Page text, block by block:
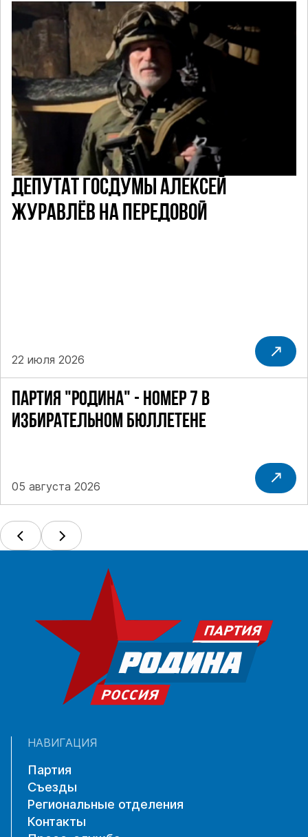
ПАРТИЯ "РОДИНА" - НОМЕР 7 В
ИЗБИРАТЕЛЬНОМ БЮЛЛЕТЕНЕ
05 августа 2026
ДЕПУТАТ ГОСДУМЫ АЛЕКСЕЙ
ЖУРАВЛЁВ НА ПЕРЕДОВОЙ
22 июля 2026
НАВИГАЦИЯ
Партия
Съезды
Региональные отделения
Контакты